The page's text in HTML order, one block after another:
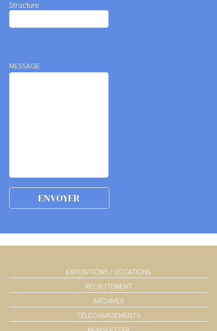
Structure
MESSAGE
EXPOSITIONS / LOCATIONS
RECRUTEMENT
ARCHIVES
TÉLÉCHARGEMENTS